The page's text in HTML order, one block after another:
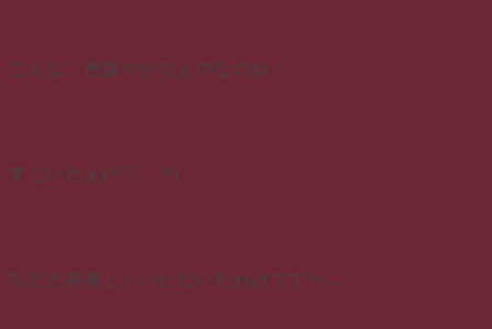
こんな、色鮮やかなものなのね！
すごいわぁ(*´▽｀*)
などと美味しくいただいたわけですが…